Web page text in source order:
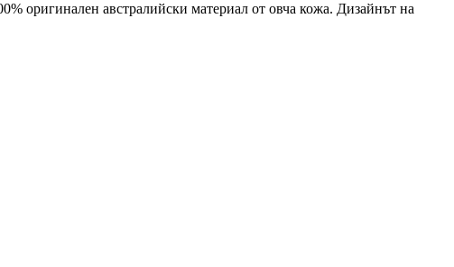
оригинален австралийски материал от овча кожа. Дизайнът на